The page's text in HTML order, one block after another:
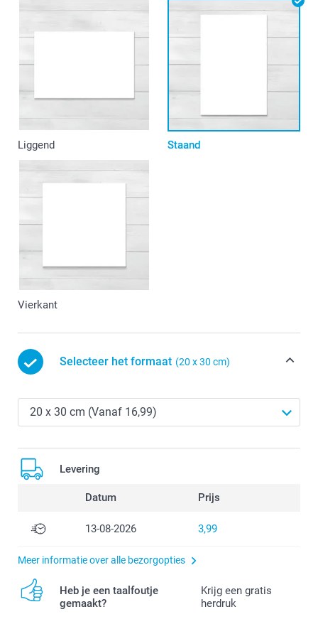
Liggend Staand
Vierkant
Selecteer het formaat (20 x 30 cm)
Levering
Datum Prijs
13-08-2026 3,99
Meer informatie over alle bezorgopties
Heb je een taalfoutje
gemaakt?
Krijg een gratis
herdruk